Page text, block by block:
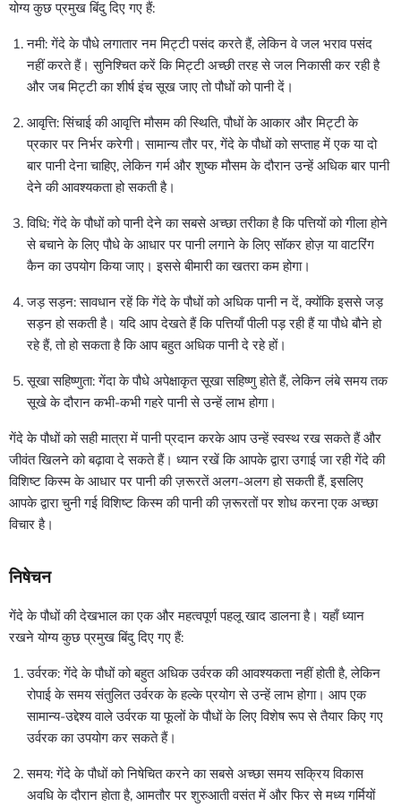
योग्य कुछ प्रमुख बिंदु दिए गए हैं:
नमी: गेंदे के पौधे लगातार नम मिट्टी पसंद करते हैं, लेकिन वे जल भराव पसंद
नहीं करते हैं। सुनिश्चित करें कि मिट्टी अच्छी तरह से जल निकासी कर रही है
और जब मिट्टी का शीर्ष इंच सूख जाए तो पौधों को पानी दें।
आवृत्ति: सिंचाई की आवृत्ति मौसम की स्थिति, पौधों के आकार और मिट्टी के
प्रकार पर निर्भर करेगी। सामान्य तौर पर, गेंदे के पौधों को सप्ताह में एक या दो
बार पानी देना चाहिए, लेकिन गर्म और शुष्क मौसम के दौरान उन्हें अधिक बार पानी
देने की आवश्यकता हो सकती है।
विधि: गेंदे के पौधों को पानी देने का सबसे अच्छा तरीका है कि पत्तियों को गीला होने
से बचाने के लिए पौधे के आधार पर पानी लगाने के लिए सॉकर होज़ या वाटरिंग
कैन का उपयोग किया जाए। इससे बीमारी का खतरा कम होगा।
जड़ सड़न: सावधान रहें कि गेंदे के पौधों को अधिक पानी न दें, क्योंकि इससे जड़
सड़न हो सकती है। यदि आप देखते हैं कि पत्तियाँ पीली पड़ रही हैं या पौधे बौने हो
रहे हैं, तो हो सकता है कि आप बहुत अधिक पानी दे रहे हों।
सूखा सहिष्णुता: गेंदा के पौधे अपेक्षाकृत सूखा सहिष्णु होते हैं, लेकिन लंबे समय तक
सूखे के दौरान कभी-कभी गहरे पानी से उन्हें लाभ होगा।
गेंदे के पौधों को सही मात्रा में पानी प्रदान करके आप उन्हें स्वस्थ रख सकते हैं और
जीवंत खिलने को बढ़ावा दे सकते हैं। ध्यान रखें कि आपके द्वारा उगाई जा रही गेंदे की
विशिष्ट किस्म के आधार पर पानी की ज़रूरतें अलग-अलग हो सकती हैं, इसलिए
आपके द्वारा चुनी गई विशिष्ट किस्म की पानी की ज़रूरतों पर शोध करना एक अच्छा
विचार है।
निषेचन
गेंदे के पौधों की देखभाल का एक और महत्वपूर्ण पहलू खाद डालना है। यहाँ ध्यान
रखने योग्य कुछ प्रमुख बिंदु दिए गए हैं:
उर्वरक: गेंदे के पौधों को बहुत अधिक उर्वरक की आवश्यकता नहीं होती है, लेकिन
रोपाई के समय संतुलित उर्वरक के हल्के प्रयोग से उन्हें लाभ होगा। आप एक
सामान्य-उद्देश्य वाले उर्वरक या फूलों के पौधों के लिए विशेष रूप से तैयार किए गए
उर्वरक का उपयोग कर सकते हैं।
समय: गेंदे के पौधों को निषेचित करने का सबसे अच्छा समय सक्रिय विकास
अवधि के दौरान होता है, आमतौर पर शुरुआती वसंत में और फिर से मध्य गर्मियों